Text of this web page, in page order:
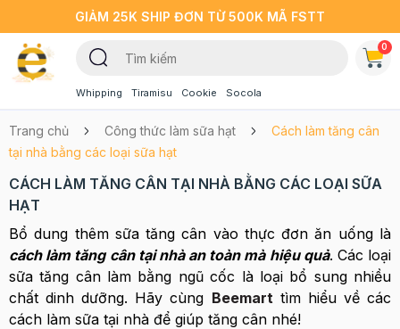
GIẢM 25K SHIP ĐƠN TỪ 500K MÃ FSTT
Whipping Tiramisu Cookie Socola
0
Trang chủ Công thức làm sữa hạt
Cách làm tăng cân
tại nhà bằng các loại sữa hạt
CÁCH LÀM TĂNG CÂN TẠI NHÀ BẰNG CÁC LOẠI SỮA
HẠT
Bổ dung thêm sữa tăng cân vào thực đơn ăn uống là
cách làm tăng cân tại nhà an toàn mà hiệu quả. Các loại
sữa tăng cân làm bằng ngũ cốc là loại bổ sung nhiều
chất dinh dưỡng. Hãy cùng Beemarttìm hiểu về các
cách làm sữa tại nhà để giúp tăng cân nhé!